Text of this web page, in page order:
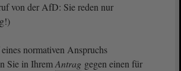
von der AfD: Sie reden nur
normativen Anspruchs
Sie in IhremAntrag gegen einen für